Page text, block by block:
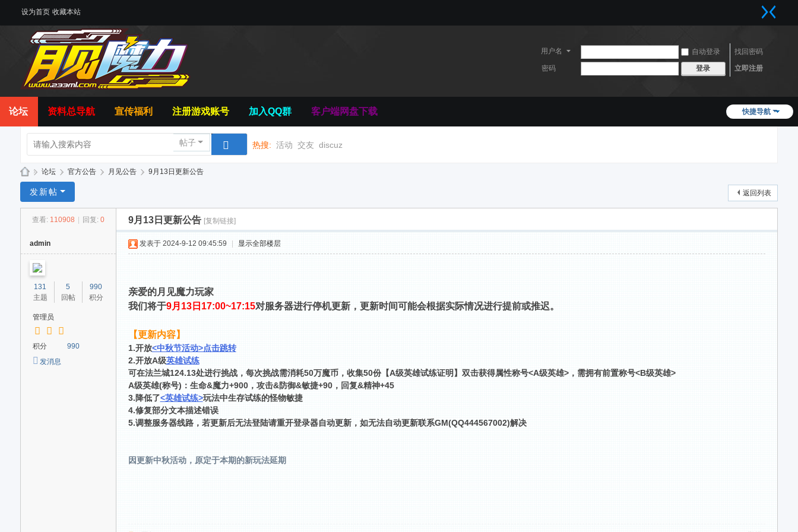
设为首页 收藏本站
用户名 自动登录
找回密码
密码
登录 立即注册
快捷导航
论坛 资料总导航 宣传福利 注册游戏账号 加入QQ群 客户端网盘下载
帖子 热搜: 活动 交友 discuz
见
» 论坛 › 官方公告 › 月见公告 › 9月13日更新公告
返回列表
发新帖
查看: 110908 回复: 0 9月13日更新公告 [复制链接]
admin
131
主题
5
回帖
990
积分
管理员
积分
990
发消息
发表于 2024-9-12 09:45:59 显示全部楼层
亲爱的月见魔力玩家
我们将于9月13日17:00~17:15对服务器进行停机更新，更新时间可能会根据实际情况进行提前或推迟。
【更新内容】
1.开放<中秋节活动>点击跳转
2.开放A级英雄试练
可在法兰城124.13处进行挑战，每次挑战需消耗50万魔币，收集50份【A级英雄试练证明】双击获得属性称号<A级英雄>，需拥有前置称号<B级英雄>
A级英雄(称号)：生命&魔力+900，攻击&防御&敏捷+90，回复&精神+45
3.降低了<英雄试练>玩法中生存试练的怪物敏捷
4.修复部分文本描述错误
5.调整服务器线路，若更新后无法登陆请重开登录器自动更新，如无法自动更新联系GM(QQ444567002)解决
因更新中秋活动，原定于本期的新玩法延期